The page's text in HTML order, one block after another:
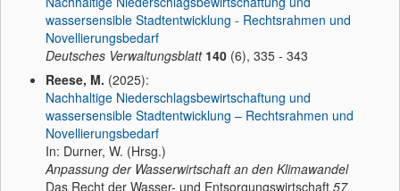
wassersensible Stadtentwicklung - Rechtsrahmen und
Novellierungsbedarf
Deutsches Verwaltungsblatt 140 (6), 335 - 343
Reese, M. (2025):
Nachhaltige Niederschlagsbewirtschaftung und
wassersensible Stadtentwicklung – Rechtsrahmen und
Novellierungsbedarf
In: Durner, W. (Hrsg.)
Anpassung der Wasserwirtschaft an den Klimawandel
Das Recht der Wasser- und Entsorgungswirtschaft 57